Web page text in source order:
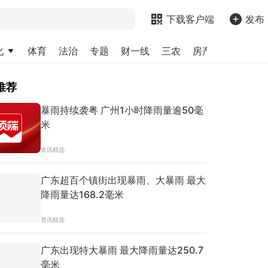
下载客户端 发布
体育 法治 专题 财一线 三农 房产
荐
暴雨持续袭粤 广州1小时降雨量逾50毫
米
资讯精选
广东超百个镇街出现暴雨、大暴雨 最大
降雨量达168.2毫米
资讯精选
广东出现特大暴雨 最大降雨量达250.7
毫米